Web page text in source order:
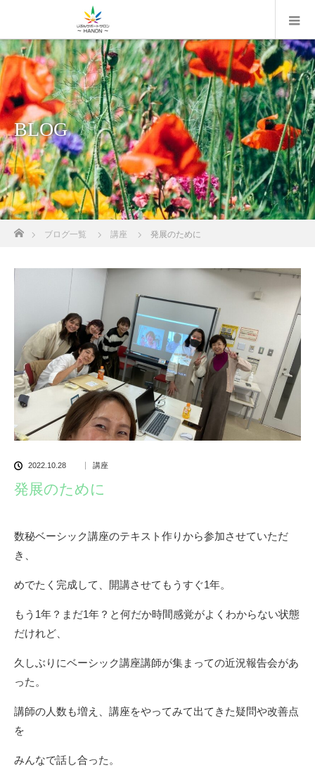
BLOG
ブログ一覧 講座 発展のために
2022.10.28 講座
発展のために
数秘ベーシック講座のテキスト作りから参加させていただ
き、
めでたく完成して、開講させてもうすぐ1年。
もう1年？まだ1年？と何だか時間感覚がよくわからない状態
だけれど、
久しぶりにベーシック講座講師が集まっての近況報告会があ
った。
講師の人数も増え、講座をやってみて出てきた疑問や改善点
を
みんなで話し合った。